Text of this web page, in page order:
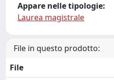
Appare nelle tipologie:
Laurea magistrale
File in questo prodotto:
File